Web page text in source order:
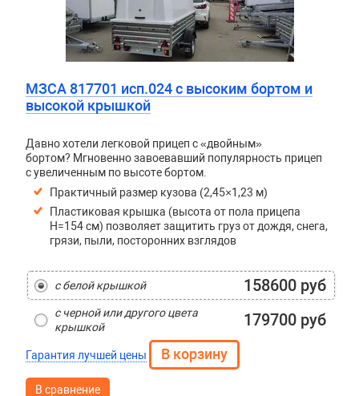
МЗСА 817701 исп.024 с высоким бортом и
высокой крышкой
Давно хотели легковой прицеп с «двойным»
бортом? Мгновенно завоевавший популярность прицеп
с увеличенным по высоте бортом.
Практичный размер кузова (2,45×1,23 м)
Пластиковая крышка (высота от пола прицепа
H=154 см) позволяет защитить груз от дождя, снега,
грязи, пыли, посторонних взглядов
с белой крышкой 158600 руб
с черной или другого цвета
крышкой
179700 руб
Гарантия лучшей цены
В сравнение